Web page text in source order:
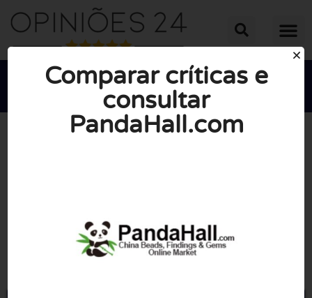

Comparar críticas e
consultar
PandaHall.com